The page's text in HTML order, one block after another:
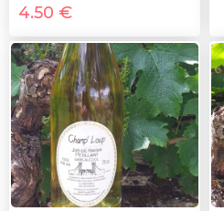
4.50 €